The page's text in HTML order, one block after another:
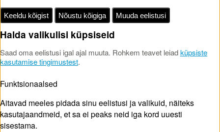
Keeldu kõigist Nõustu kõigiga Muuda eelistusi
Halda valikulisi küpsiseid
Saad oma eelistusi igal ajal muuta. Rohkem teavet leiadküpsiste
kasutamise tingimustest.
Funktsionaalsed
Aitavad meeles pidada sinu eelistusi ja valikuid, näiteks
kasutajaandmeid, et sa ei peaks neid iga kord uuesti
sisestama.